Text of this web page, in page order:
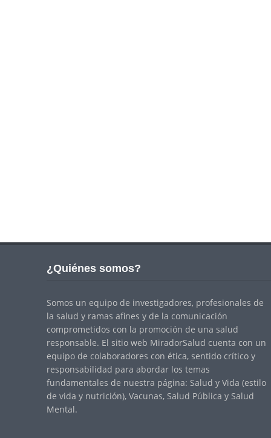
¿Quiénes somos?
Somos un equipo de investigadores, profesionales de
la salud y ramas afines y de la comunicación
comprometidos con la promoción de una salud
responsable. El sitio web MiradorSalud cuenta con un
equipo de colaboradores con ética, sentido crítico y
responsabilidad para abordar los temas
fundamentales de nuestra página: Salud y Vida (estilo
de vida y nutrición), Vacunas, Salud Pública y Salud
Mental.